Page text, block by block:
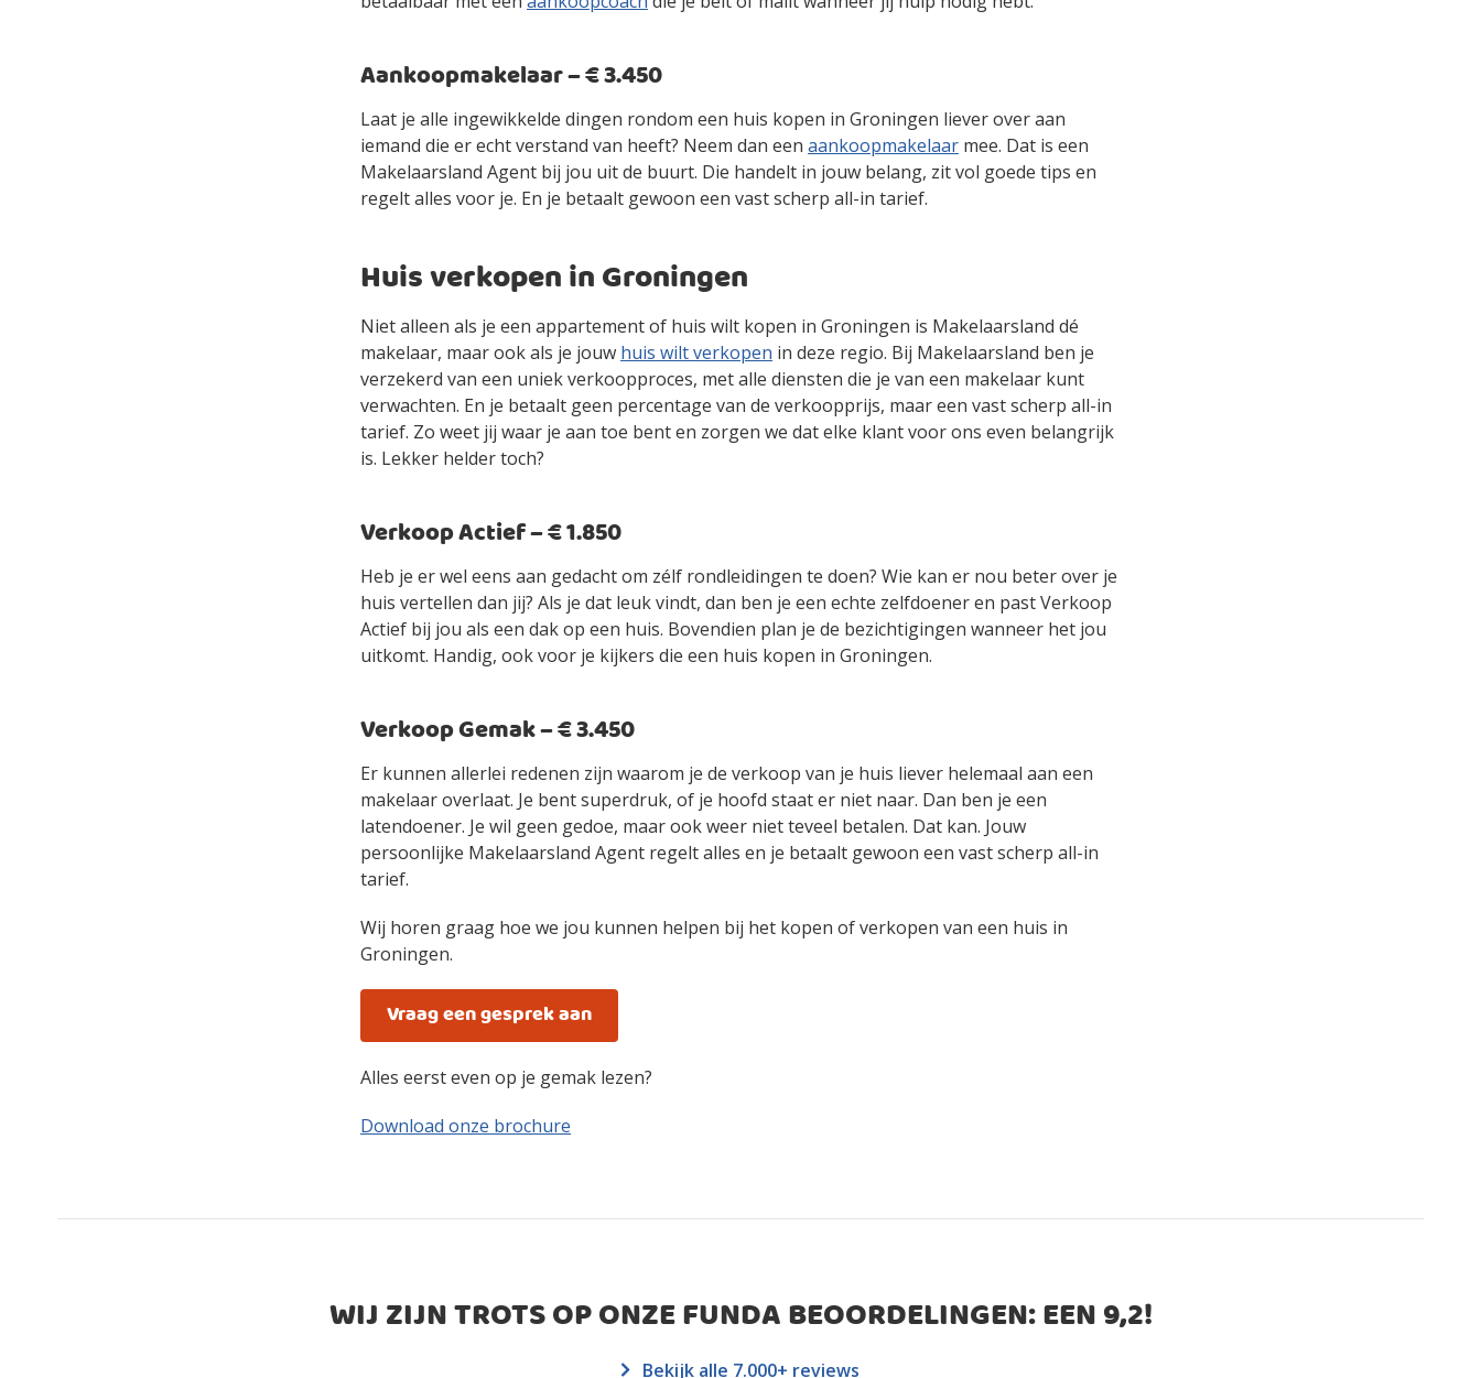
Aankoopmakelaar – € 3.450
Laat je alle ingewikkelde dingen rondom een huis kopen in Groningen liever over aan
iemand die er echt verstand van heeft? Neem dan een aankoopmakelaar mee. Dat is een
Makelaarsland Agent bij jou uit de buurt. Die handelt in jouw belang, zit vol goede tips en
regelt alles voor je. En je betaalt gewoon een vast scherp all-in tarief.
Huis verkopen in Groningen
Niet alleen als je een appartement of huis wilt kopen in Groningen is Makelaarsland dé
makelaar, maar ook als je jouw huis wilt verkopen in deze regio. Bij Makelaarsland ben je
verzekerd van een uniek verkoopproces, met alle diensten die je van een makelaar kunt
verwachten. En je betaalt geen percentage van de verkoopprijs, maar een vast scherp all-in
tarief. Zo weet jij waar je aan toe bent en zorgen we dat elke klant voor ons even belangrijk
is. Lekker helder toch?
Verkoop Actief – € 1.850
Heb je er wel eens aan gedacht om zélf rondleidingen te doen? Wie kan er nou beter over je
huis vertellen dan jij? Als je dat leuk vindt, dan ben je een echte zelfdoener en past Verkoop
Actief bij jou als een dak op een huis. Bovendien plan je de bezichtigingen wanneer het jou
uitkomt. Handig, ook voor je kijkers die een huis kopen in Groningen.
Verkoop Gemak – € 3.450
Er kunnen allerlei redenen zijn waarom je de verkoop van je huis liever helemaal aan een
makelaar overlaat. Je bent superdruk, of je hoofd staat er niet naar. Dan ben je een
latendoener. Je wil geen gedoe, maar ook weer niet teveel betalen. Dat kan. Jouw
persoonlijke Makelaarsland Agent regelt alles en je betaalt gewoon een vast scherp all-in
tarief.
Wij horen graag hoe we jou kunnen helpen bij het kopen of verkopen van een huis in
Groningen.
Vraag een gesprek aan
Alles eerst even op je gemak lezen?
Download onze brochure
WIJ ZIJN TROTS OP ONZE FUNDA BEOORDELINGEN: EEN9,2!
Bekijk alle 7.000+ reviews